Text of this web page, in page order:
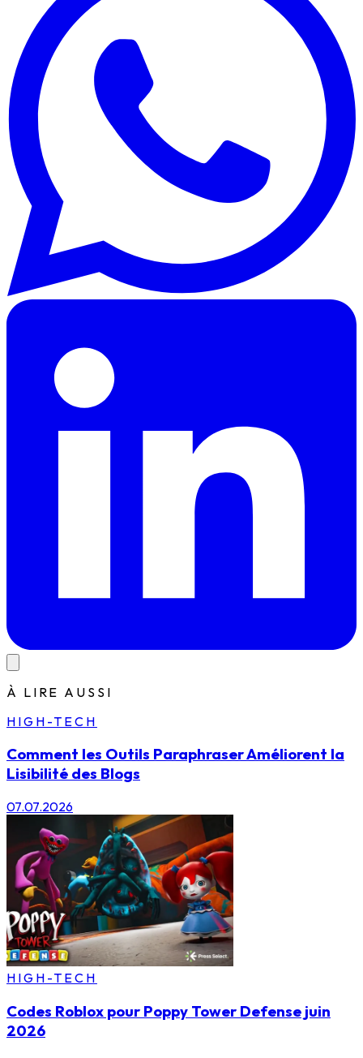
À LIRE AUSSI
HIGH-TECH
Comment les Outils Paraphraser Améliorent la
Lisibilité des Blogs
07.07.2026
HIGH-TECH
Codes Roblox pour Poppy Tower Defense juin
2026